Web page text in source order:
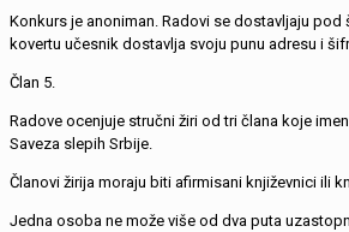
Konkurs je anoniman. Radovi se dostavljaju
kovertu učesnik dostavlja svoju punu adresu i
Član 5.
Radove ocenjuje stručni žiri od tri člana koje
Saveza slepih Srbije.
Članovi žirija moraju biti afirmisani književnici ili
Jedna osoba ne može više od dva puta